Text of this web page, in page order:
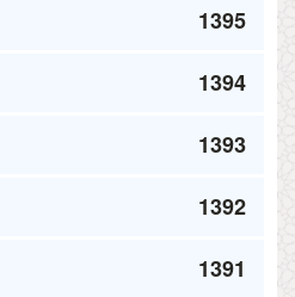
1395
1394
1393
1392
1391